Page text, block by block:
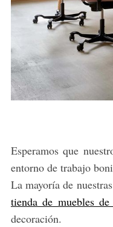
Esperamos que
entorno de trabajo
La mayoría de
tienda de muebles
decoración.